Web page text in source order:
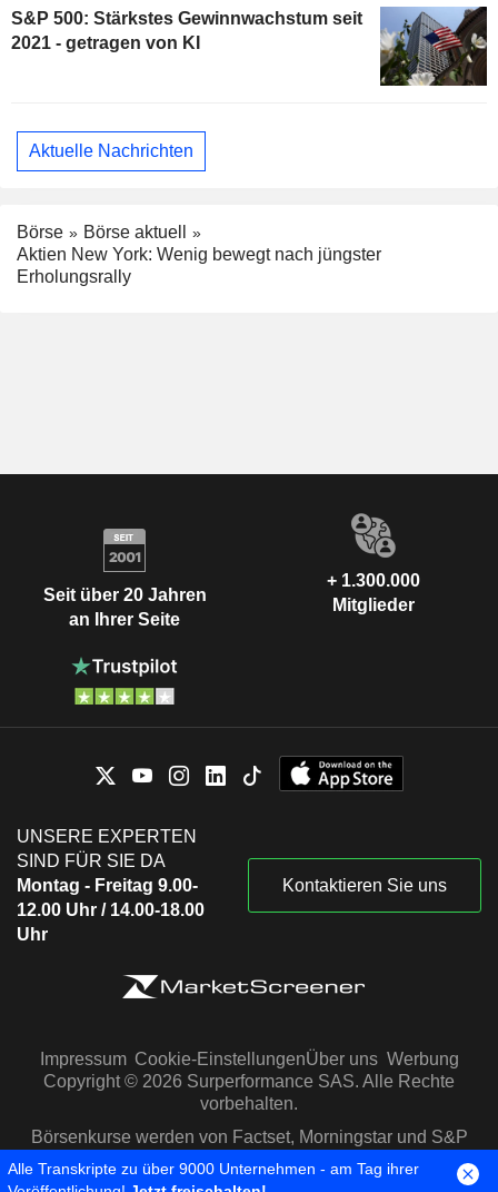
S&P 500: Stärkstes Gewinnwachstum seit
2021 - getragen von KI
Aktuelle Nachrichten
Börse
Börse aktuell
Aktien New York: Wenig bewegt nach jüngster
Erholungsrally
Seit über 20 Jahren
an Ihrer Seite
+ 1.300.000
Mitglieder
UNSERE EXPERTEN
SIND FÜR SIE DA
Montag - Freitag 9.00-
12.00 Uhr / 14.00-18.00
Uhr
Kontaktieren Sie uns
Impressum Cookie-EinstellungenÜber uns Werbung
Copyright © 2026 Surperformance SAS. Alle Rechte
vorbehalten.
Börsenkurse werden von Factset, Morningstar und S&P
Capital IQ zur Verfügung gestellt
Alle Transkripte zu über 9000 Unternehmen - am Tag ihrer